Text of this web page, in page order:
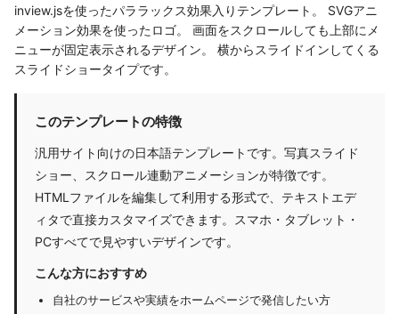
inview.jsを使ったパララックス効果入りテンプレート。 SVGアニ
メーション効果を使ったロゴ。 画面をスクロールしても上部にメ
ニューが固定表示されるデザイン。 横からスライドインしてくる
スライドショータイプです。
このテンプレートの特徴
汎用サイト向けの日本語テンプレートです。写真スライド
ショー、スクロール連動アニメーションが特徴です。
HTMLファイルを編集して利用する形式で、テキストエデ
ィタで直接カスタマイズできます。スマホ・タブレット・
PCすべてで見やすいデザインです。
こんな方におすすめ
自社のサービスや実績をホームページで発信したい方